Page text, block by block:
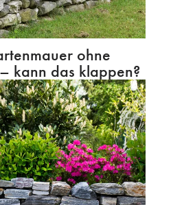
ohne
kann das klappen?